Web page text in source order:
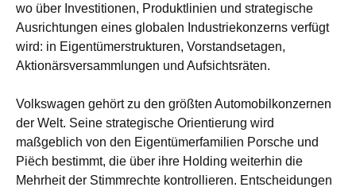
wo über Investitionen, Produktlinien und strategische
Ausrichtungen eines globalen Industriekonzerns verfügt
wird: in Eigentümerstrukturen, Vorstandsetagen,
Aktionärsversammlungen und Aufsichtsräten.
Volkswagen gehört zu den größten Automobilkonzernen
der Welt. Seine strategische Orientierung wird
maßgeblich von den Eigentümerfamilien Porsche und
Piëch bestimmt, die über ihre Holding weiterhin die
Mehrheit der Stimmrechte kontrollieren. Entscheidungen